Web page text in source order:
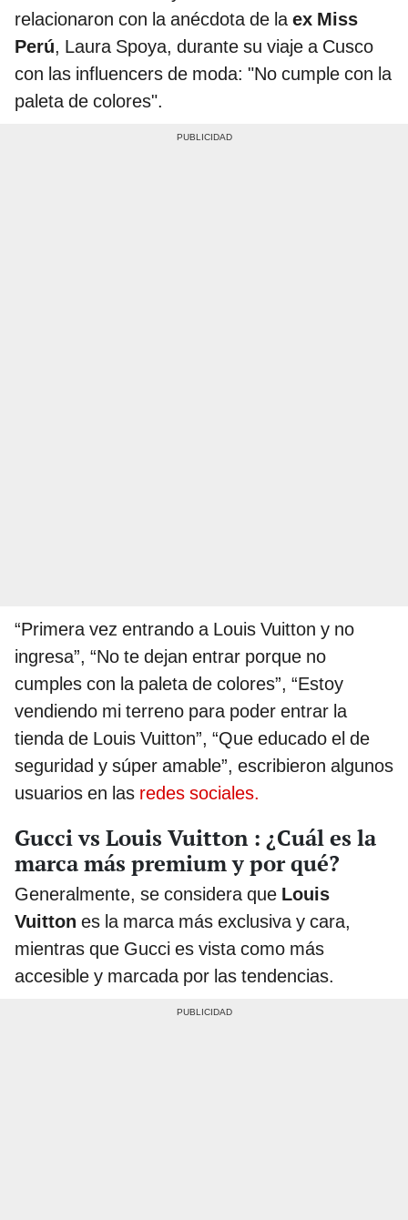
relacionaron con la anécdota de laex Miss
Perú, Laura Spoya, durante su viaje a Cusco
con las influencers de moda: "No cumple con la
paleta de colores".
“Primera vez entrando a Louis Vuitton y no
ingresa”, “No te dejan entrar porque no
cumples con la paleta de colores”, “Estoy
vendiendo mi terreno para poder entrar la
tienda de Louis Vuitton”, “Que educado el de
seguridad y súper amable”, escribieron algunos
usuarios en las redes sociales.
Gucci vs Louis Vuitton : ¿Cuál es la
marca más premium y por qué?
Generalmente, se considera que Louis
Vuitton es la marca más exclusiva y cara,
mientras que Gucci es vista como más
accesible y marcada por las tendencias.